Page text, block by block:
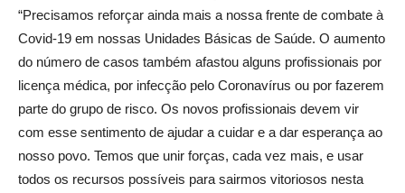
“Precisamos reforçar ainda mais a nossa frente de combate à
Covid-19 em nossas Unidades Básicas de Saúde. O aumento
do número de casos também afastou alguns profissionais por
licença médica, por infecção pelo Coronavírus ou por fazerem
parte do grupo de risco. Os novos profissionais devem vir
com esse sentimento de ajudar a cuidar e a dar esperança ao
nosso povo. Temos que unir forças, cada vez mais, e usar
todos os recursos possíveis para sairmos vitoriosos nesta